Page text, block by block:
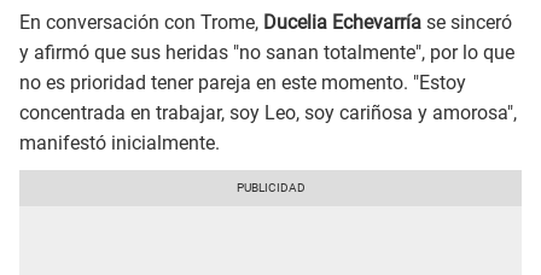
En conversación con Trome, Ducelia Echevarría se sinceró
y afirmó que sus heridas "no sanan totalmente", por lo que
no es prioridad tener pareja en este momento. "Estoy
concentrada en trabajar, soy Leo, soy cariñosa y amorosa",
manifestó inicialmente.